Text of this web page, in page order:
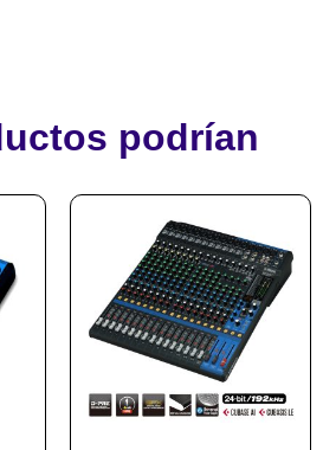
podrían